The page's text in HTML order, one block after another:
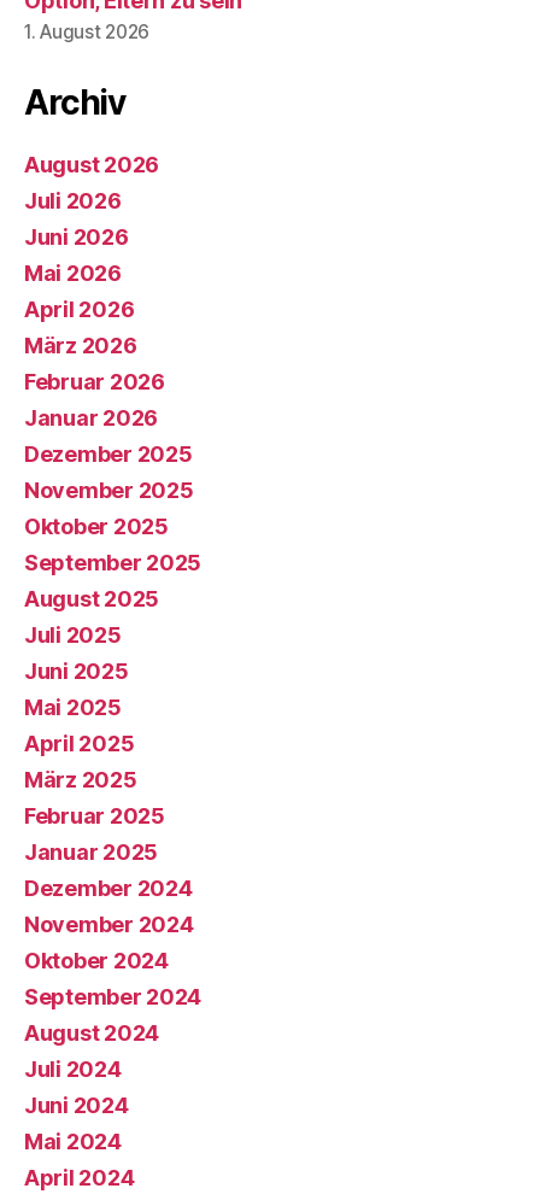
1. August 2026
Archiv
August 2026
Juli 2026
Juni 2026
Mai 2026
April 2026
März 2026
Februar 2026
Januar 2026
Dezember 2025
November 2025
Oktober 2025
September 2025
August 2025
Juli 2025
Juni 2025
Mai 2025
April 2025
März 2025
Februar 2025
Januar 2025
Dezember 2024
November 2024
Oktober 2024
September 2024
August 2024
Juli 2024
Juni 2024
Mai 2024
April 2024